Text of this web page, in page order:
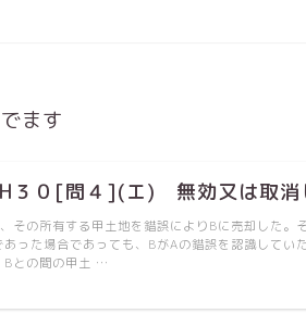
ます
３０[問４](エ) 無効又は取消
その所有する甲土地を錯誤によりBに売却した。
あった場合であっても、BがAの錯誤を認識してい
Bとの間の甲土 …